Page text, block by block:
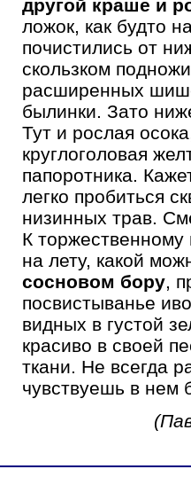
другой краше и
ложок, как будто
почистились от
скользком
расширенных
былинки. Зато
Тут и рослая
круглоголовая
папоротника.
легко пробиться
низинных трав.
К торжественному
на лету, какой
сосновом бору ,
посвистыванье
видных в густой
красиво в своей
ткани. Не всегда
чувствуешь в нем